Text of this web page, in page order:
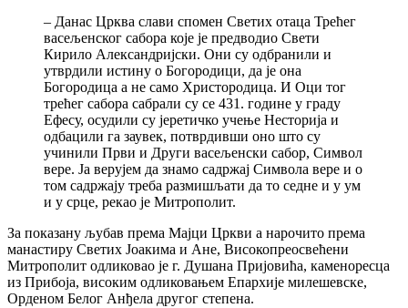
– Данас Црква слави спомен Светих отаца Трећег
васељенског сабора које је предводио Свети
Кирило Александријски. Они су одбранили и
утврдили истину о Богородици, да је она
Богородица а не само Христородица. И Оци тог
трећег сабора сабрали су се 431. године у граду
Ефесу, осудили су јеретичко учење Несторија и
одбацили га заувек, потврдивши оно што су
учинили Први и Други васељенски сабор, Символ
вере. Ја верујем да знамо садржај Символа вере и о
том садржају треба размишљати да то седне и у ум
и у срце, рекао је Митрополит.
За показану љубав према Мајци Цркви а нарочито према
манастиру Светих Јоакима и Ане, Високопреосвећени
Митрополит одликовао је г. Душана Пријовића, каменоресца
из Прибоја, високим одликовањем Епархије милешевске,
Орденом Белог Анђела другог степена.